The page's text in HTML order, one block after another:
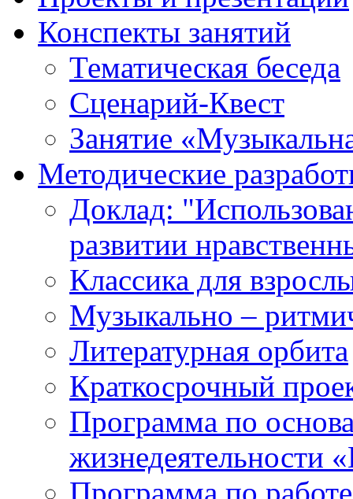
Конспекты занятий
Тематическая беседа
Сценарий-Квест
Занятие
Методические
Доклад:
развитии
Классика для
Музыкально –
Литературная орбита
Краткосрочный
Программа по
жизнедеятельности
Программа по